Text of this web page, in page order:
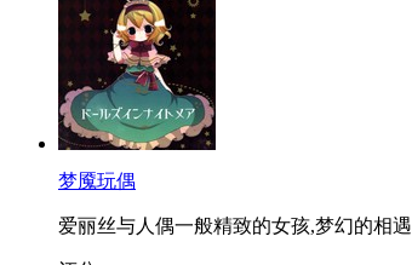
梦魇玩偶
爱丽丝与人偶一般精致的女孩,梦幻的相遇